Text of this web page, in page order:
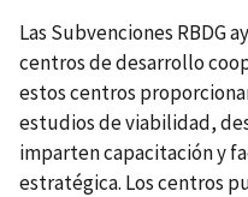
Las Subvenciones RBDG
centros de desarrollo
estos centros
estudios de viabilidad,
imparten capacitación y
estratégica. Los centros